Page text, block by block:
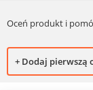
Oceń produkt i
+ Dodaj pierwszą